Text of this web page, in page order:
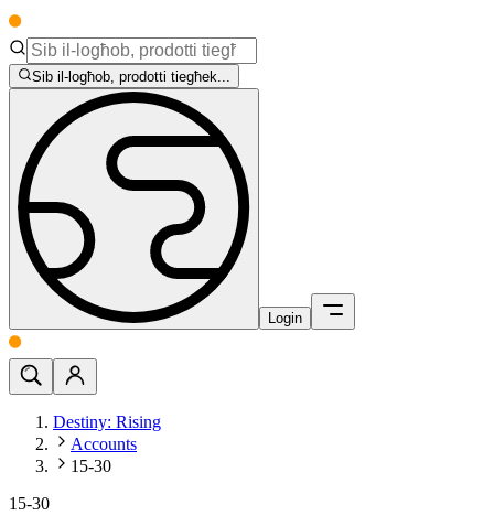
Sib il-logħob, prodotti tiegħek...
Login
Destiny: Rising
Accounts
15-30
15-30